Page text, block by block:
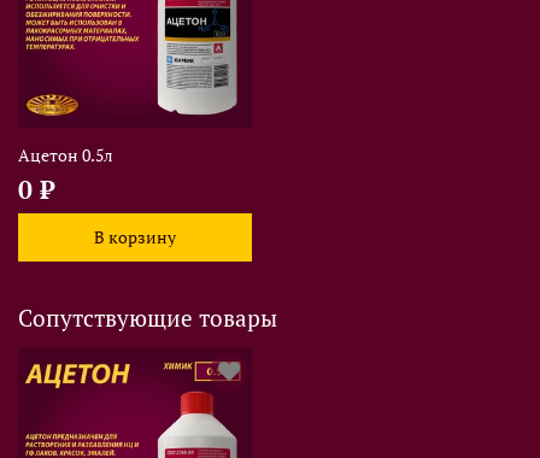
Ацетон 0.5л
0 ₽
В корзину
Сопутствующие товары